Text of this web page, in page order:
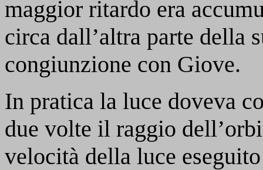
maggior ritardo era
circa dall’altra parte della
congiunzione con Giove.
In pratica la luce doveva
due volte il raggio
velocità della luce